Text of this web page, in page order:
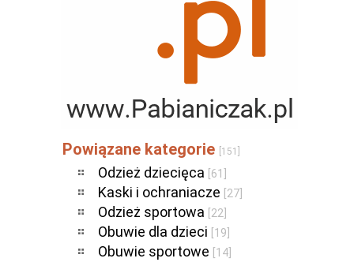
Powiązane kategorie [151]
Odzież dziecięca [61]
Kaski i ochraniacze [27]
Odzież sportowa [22]
Obuwie dla dzieci [19]
Obuwie sportowe [14]